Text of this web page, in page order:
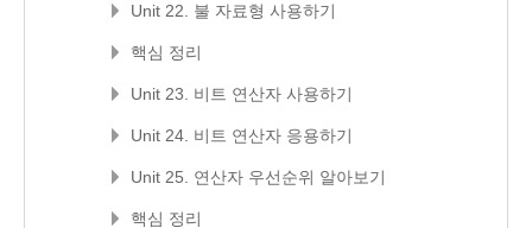
Unit 22. 불 자료형 사용하기
핵심 정리
Unit 23. 비트 연산자 사용하기
Unit 24. 비트 연산자 응용하기
Unit 25. 연산자 우선순위 알아보기
핵심 정리